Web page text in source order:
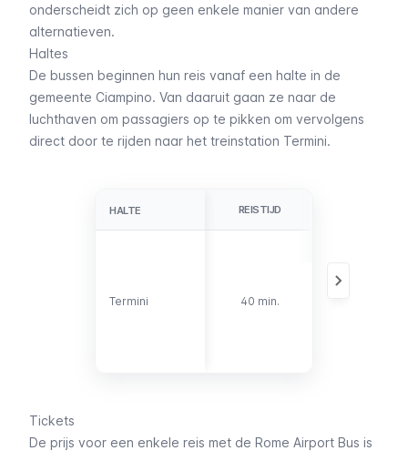
onderscheidt zich op geen enkele manier van andere
alternatieven.
Haltes
De bussen beginnen hun reis vanaf een halte in de
gemeente Ciampino. Van daaruit gaan ze naar de
luchthaven om passagiers op te pikken om vervolgens
direct door te rijden naar het treinstation Termini.
HALTE
Termini
HALTE REISTIJD
Termini 40 min.
aan de
zuidwestkant
Tickets
De prijs voor een enkele reis met de Rome Airport Bus is